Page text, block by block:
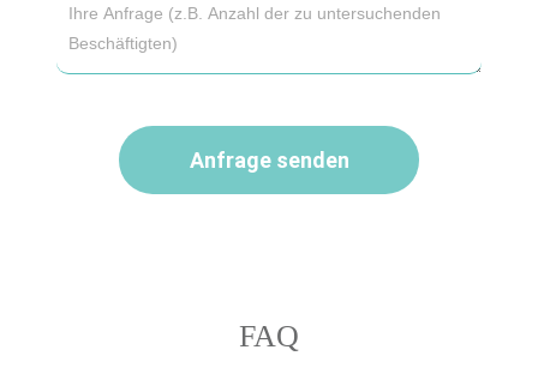
Anfrage senden
FAQ